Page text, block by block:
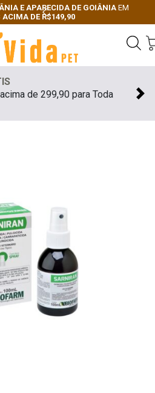
E APARECIDA DE GOIÂNIA EM
ACIMA DE R$149,90
Previous
de 299,90 para Toda